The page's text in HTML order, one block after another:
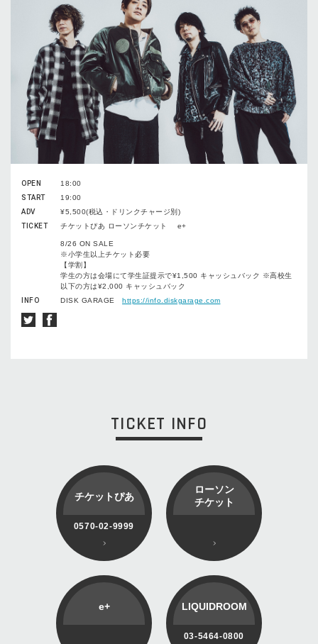
OPEN
18:00
START
19:00
ADV
¥5,500(税込・ドリンクチャージ別)
TICKET
チケットぴあ ローソンチケット e+
8/26 ON SALE
※小学生以上チケット必要
【学割】
学生の方は会場にて学生証提示で¥1,500 キャッシュバック ※高校生
以下の方は¥2,000 キャッシュバック
INFO
DISK GARAGE https://info.diskgarage.com
TICKET INFO
チケットぴあ
0570-02-9999
ローソン
チケット
e+ LIQUIDROOM
03-5464-0800